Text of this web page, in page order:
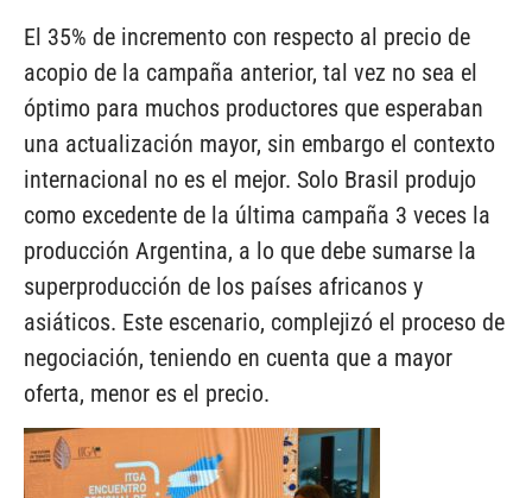
El 35% de incremento con respecto al precio de
acopio de la campaña anterior, tal vez no sea el
óptimo para muchos productores que esperaban
una actualización mayor, sin embargo el contexto
internacional no es el mejor. Solo Brasil produjo
como excedente de la última campaña 3 veces la
producción Argentina, a lo que debe sumarse la
superproducción de los países africanos y
asiáticos. Este escenario, complejizó el proceso de
negociación, teniendo en cuenta que a mayor
oferta, menor es el precio.